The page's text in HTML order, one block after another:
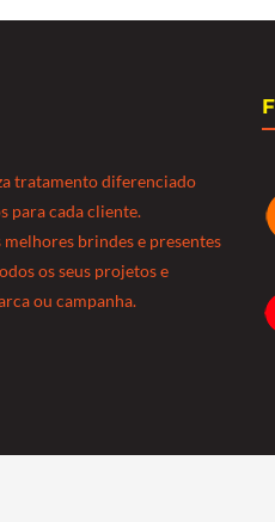
tratamento diferenciado
para cada cliente.
melhores brindes e presentes
os seus projetos e
ou campanha.